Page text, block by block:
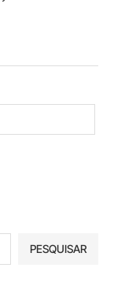
PESQUISAR